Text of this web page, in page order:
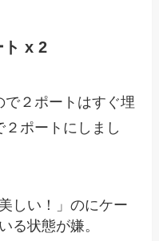
x 2
２ポートはすぐ埋
ポートにしまし
しい！」のにケー
る状態が嫌。